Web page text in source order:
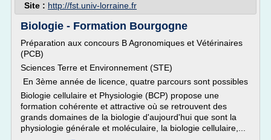
Site : http://fst.univ-lorraine.fr
Biologie - Formation Bourgogne
Préparation aux concours B Agronomiques et Vétérinaires
(PCB)
Sciences Terre et Environnement (STE)
En 3ème année de licence, quatre parcours sont possibles
Biologie cellulaire et Physiologie (BCP) propose une
formation cohérente et attractive où se retrouvent des
grands domaines de la biologie d'aujourd'hui que sont la
physiologie générale et moléculaire, la biologie cellulaire,...